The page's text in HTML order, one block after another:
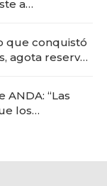
a
que conquistó
agota reservas
“Las
los